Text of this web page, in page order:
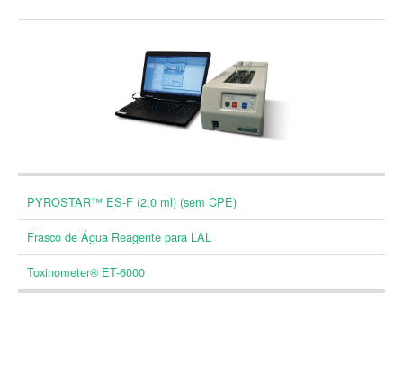
PYROSTAR™ ES-F (2,0 ml) (sem CPE)
Frasco de Água Reagente para LAL
Toxinometer® ET-6000